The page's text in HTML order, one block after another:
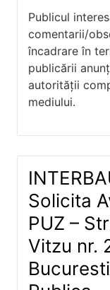
Publicul
comentarii/
încadrare în
publicării
autorității
mediului.
Solicita
PUZ –
Vitzu nr.